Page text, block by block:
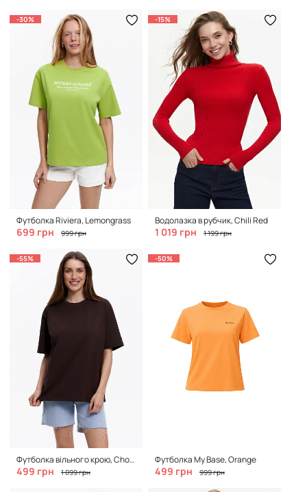
-30%
Футболка Riviera, Lemongrass
699 грн 999 грн
-15%
Водолазка в рубчик, Chili Red
1 019 грн 1 199 грн
-55%
Футболка вільного крою, Chocolate
499 грн 1 099 грн
-50%
Футболка My Base, Orange
499 грн 999 грн